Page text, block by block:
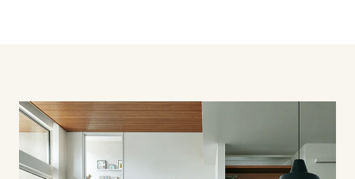
愛媛県
高知県